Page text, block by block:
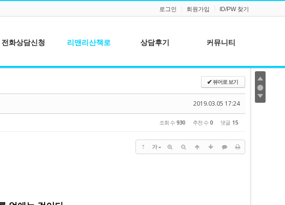
로그인 회원가입 ID/PW 찾기
전화상담신청 리앤리산책로 상담후기 커뮤니티
공지사항
질문과 답변
✔뷰어로 보기
2019.03.05 17:24
조회 수 930 추천 수 0 댓글 15
? 가